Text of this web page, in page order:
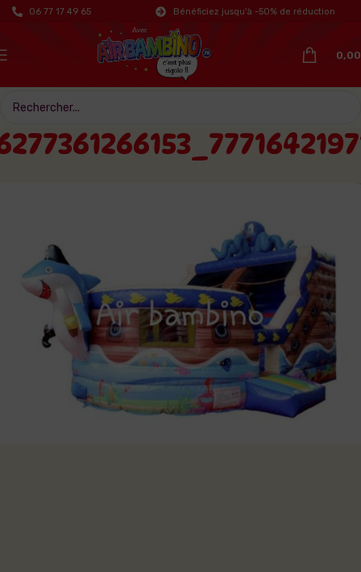
06 77 17 49 65 Bénéficiez jusqu'à -50% de réduction
0,00